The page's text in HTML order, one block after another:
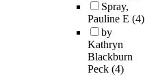
Spray,
Pauline E (4)
by
Kathryn
Blackburn
Peck (4)